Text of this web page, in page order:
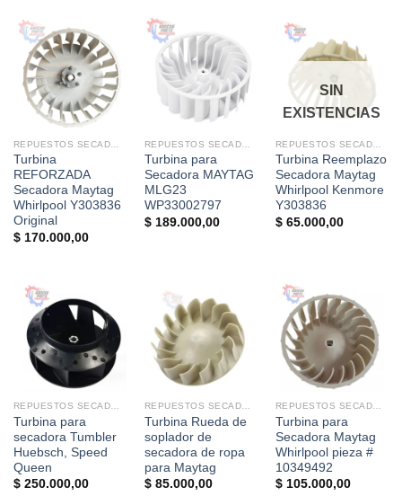
$ 125.000,00.
$ 115.000,00.
Turbina
REFORZADA
Secadora Maytag
Whirlpool Y303836
Original
$170.000,00
Turbina para
Secadora MAYTAG
MLG23
WP33002797
$189.000,00
SIN
EXISTENCIAS
Turbina Reemplazo
Secadora Maytag
Whirlpool Kenmore
Y303836
$65.000,00
REPUESTOS SECADORAS
Turbina para
secadora Tumbler
Huebsch, Speed ​​
Queen
$250.000,00
REPUESTOS SECADORAS
Turbina Rueda de
soplador de
secadora de ropa
para Maytag
$85.000,00
REPUESTOS SECADORAS
Turbina para
Secadora Maytag
Whirlpool pieza #
10349492
$105.000,00